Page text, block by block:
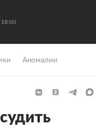
18:00
Аномалии